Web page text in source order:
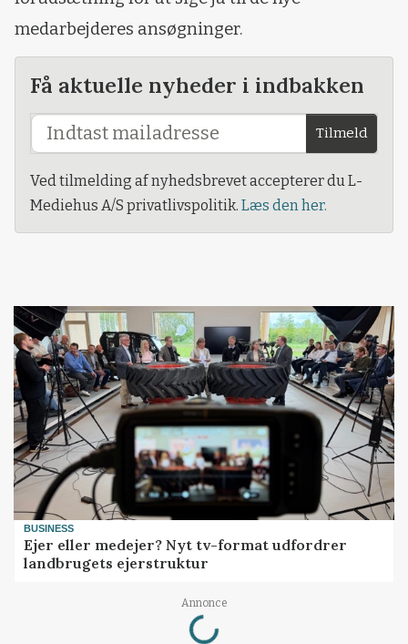
medarbejderes ansøgninger.
Få aktuelle nyheder i indbakken
Tilmeld
Ved tilmelding af nyhedsbrevet accepterer du L-
Mediehus A/S privatlivspolitik. Læs den her.
BUSINESS
Ejer eller medejer? Nyt tv-format udfordrer
landbrugets ejerstruktur
Annonce
Loading...